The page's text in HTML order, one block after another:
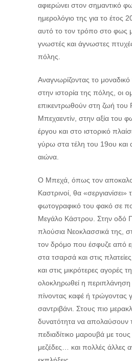
αφιερώνει στον σημαντικό
ημερολόγιο της για το έτος
αυτό το τον τρόπο στο φως
γνωστές και άγνωστες
πόλης.
Αναγνωρίζοντας το
στην ιστορία της πόλης, οι
επικεντρωθούν στη ζωή του
Μπεχαεντίν, στην αξία του
έργου και στο ιστορικό
γύρω στα τέλη του 19ου και
αιώνα.
Ο Μπεχά, όπως τον
Καστρινοί, θα «σεργιανίσει»
φωτογραφικό του φακό σε
Μεγάλο Κάστρου. Στην οδό
πλούσια Νεοκλασσικά της,
τον δρόμο που έσφυζε από
στα τσαρσά και στις
και στις μικρότερες αγορές
ολοκληρωθεί η
πίνοντας καφέ ή τρώγοντας
σαντριβάνι. Στους πιο
δυνατότητα να απολαύσουν
πεδιαδίτικο μαρουβά με
μεζέδες… και πολλές άλλες